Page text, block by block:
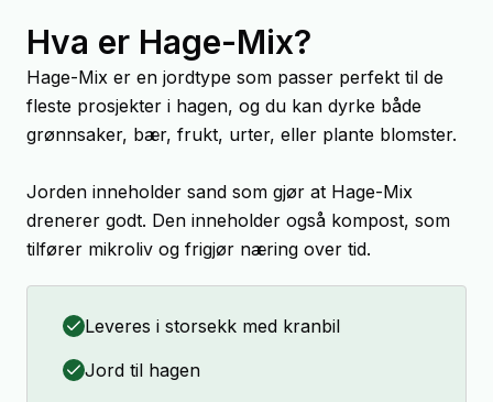
Hva er Hage-Mix?
Hage-Mix er en jordtype som passer perfekt til de
fleste prosjekter i hagen, og du kan dyrke både
grønnsaker, bær, frukt, urter, eller plante blomster.
Jorden inneholder sand som gjør at Hage-Mix
drenerer godt. Den inneholder også kompost, som
tilfører mikroliv og frigjør næring over tid.
Leveres i storsekk med kranbil
Jord til hagen